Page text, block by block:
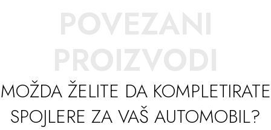
MOŽDA ŽELITE DA KOMPLETIRATE
SPOJLERE ZA VAŠ AUTOMOBIL?